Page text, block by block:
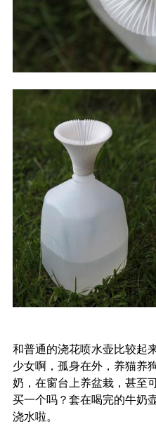
和普通的浇花喷水壶比较起
少女啊，孤身在外，养猫养
奶，在窗台上养盆栽，甚至
买一个吗？套在喝完的牛奶
浇水啦。